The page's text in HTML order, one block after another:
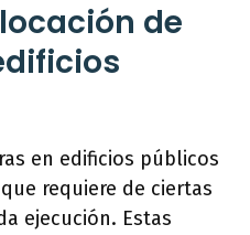
de
en edificios públicos
requiere de ciertas
ejecución. Estas